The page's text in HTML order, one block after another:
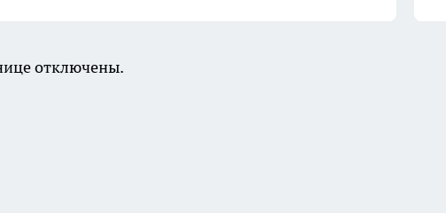
отключены.